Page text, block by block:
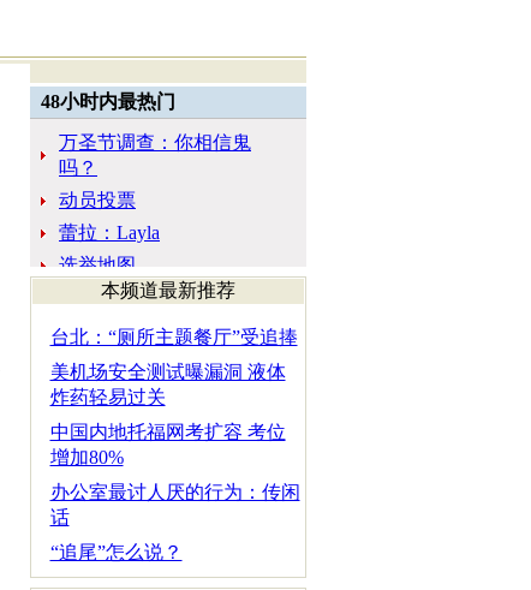
本频道最新推荐
台北：“厕所主题餐厅”受追捧
美机场安全测试曝漏洞 液体
炸药轻易过关
中国内地托福网考扩容 考位
增加80%
办公室最讨人厌的行为：传闲
话
“追尾”怎么说？